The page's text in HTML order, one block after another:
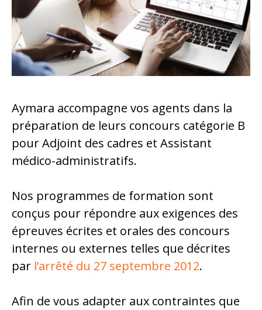
Aymara accompagne vos agents dans la
préparation de leurs concours catégorie B
pour Adjoint des cadres et Assistant
médico-administratifs.
Nos programmes de formation sont
conçus pour répondre aux exigences des
épreuves écrites et orales des concours
internes ou externes telles que décrites
par l’arrêté du 27 septembre 2012.
Afin de vous adapter aux contraintes que